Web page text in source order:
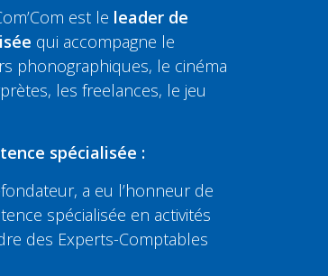
est le leader de
qui accompagne le
phonographiques, le cinéma
les freelances, le jeu
spécialisée :
a eu l’honneur de
spécialisée en activités
des Experts-Comptables